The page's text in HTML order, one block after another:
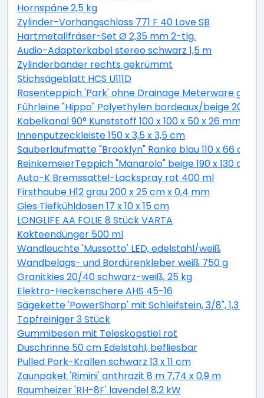
Hornspäne 2,5 kg
Zylinder-Vorhangschloss 771 F 40 Love SB
Hartmetallfräser-Set Ø 2,35 mm 2-tlg.
Audio-Adapterkabel stereo schwarz 1,5 m
Zylinderbänder rechts gekrümmt
Stichsägeblatt HCS U111D
Rasenteppich 'Park' ohne Drainage Meterware
Führleine "Hippo" Polyethylen bordeaux/beige 200
Kabelkanal 90° Kunststoff 100 x 100 x 50 x 26 mm
Innenputzeckleiste 150 x 3,5 x 3,5 cm
Sauberlaufmatte "Brooklyn" Ranke blau 110 x 66 cm
ReinkemeierTeppich "Manarolo" beige 190 x 130 cm
Auto-K Bremssattel-Lackspray rot 400 ml
Firsthaube H12 grau 200 x 25 cm x 0,4 mm
Gies Tiefkühldosen 17 x 10 x 15 cm
LONGLIFE AA FOLIE 8 Stück VARTA
Kakteendünger 500 ml
Wandleuchte 'Mussotto' LED, edelstahl/weiß
Wandbelags- und Bordürenkleber weiß 750 g
Granitkies 20/40 schwarz-weiß, 25 kg
Elektro-Heckenschere AHS 45-16
Sägekette 'PowerSharp' mit Schleifstein, 3/8", 1,3
Topfreiniger 3 Stück
Gummibesen mit Teleskopstiel rot
Duschrinne 50 cm Edelstahl, befliesbar
Pulled Pork-Krallen schwarz 13 x 11 cm
Zaunpaket 'Rimini' anthrazit 8 m 7,74 x 0,9 m
Raumheizer 'RH-8F' lavendel 8,2 kW